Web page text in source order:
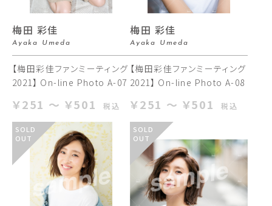
梅田 彩佳
Ayaka Umeda
【梅田彩佳ファンミーティング
2021】 On-line Photo A-07
￥251 ～ ￥501 税込
梅田 彩佳
Ayaka Umeda
【梅田彩佳ファンミーティング
2021】 On-line Photo A-08
￥251 ～ ￥501 税込
SOLD
OUT
SOLD
OUT